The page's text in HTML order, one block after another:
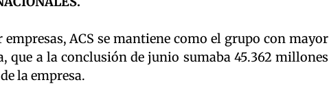
ACS se mantiene como el grupo con mayor
que a la conclusión de junio sumaba 45.362 millones
la empresa.